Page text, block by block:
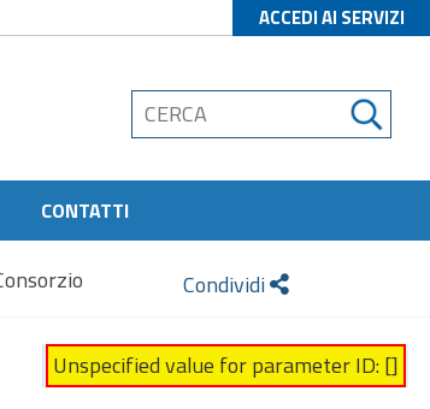
ACCEDI AI SERVIZI
CONTATTI
Condividi
Unspecified value for parameter ID: []